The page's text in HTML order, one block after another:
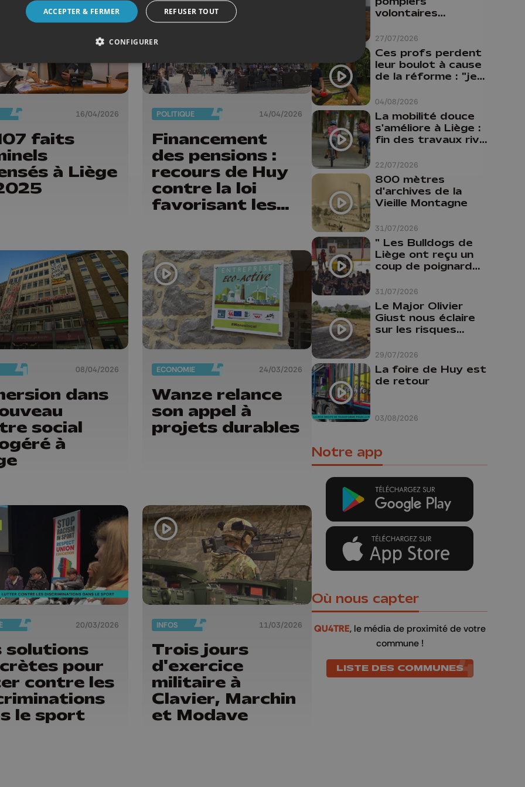
16/04/2026
faits
à Liège
POLITIQUE 14/04/2026
Financement
des pensions :
recours de Huy
contre la loi
favorisant les
habitants
08/04/2026
dans
social
à
ECONOMIE 24/03/2026
Wanze relance
son appel à
projets durables
20/03/2026
solutions
pour
contre les
le sport
INFOS 11/03/2026
Trois jours
d'exercice
militaire à
Clavier, Marchin
et Modave
27/07/2026
volontaires
province de Liège :
"Un citoyen qui
n'est formé ne
peut pas nous
aider"
04/08/2026
Ces profs perdent
leur boulot à cause
de la réforme : "je
comme prof que
comme
pharmacienne"
22/07/2026
La mobilité douce
s'améliore à Liège :
fin des travaux rive
cyclo-piétonnes
Avroy et
Guillemins...
31/07/2026
800 mètres
d'archives de la
Vieille Montagne
31/07/2026
" Les Bulldogs de
Liège ont reçu un
coup de poignard
29/07/2026
Le Major Olivier
Giust nous éclaire
sur les risques
Belgique : "Un
incendie comme en
Gironde ne pourrait
pas avoir lieu chez
03/08/2026
La foire de Huy est
de retour
Notre app
Où nous capter
QU4TRE, le média de proximité de votre
commune !
LISTE DES COMMUNES
ACCEPTER & FERMER REFUSER TOUT
CONFIGURER